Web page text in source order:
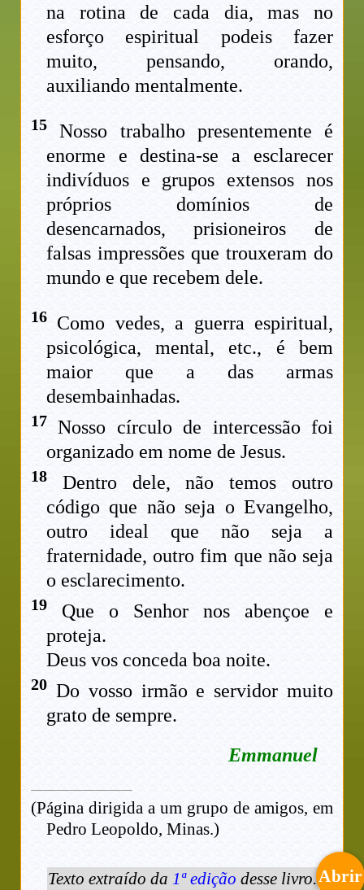
na rotina de cada dia, mas no
esforço espiritual podeis fazer
muito, pensando, orando,
auxiliando mentalmente.
15 Nosso trabalho presentemente é
enorme e destina-se a esclarecer
indivíduos e grupos extensos nos
próprios domínios de
desencarnados, prisioneiros de
falsas impressões que trouxeram do
mundo e que recebem dele.
16 Como vedes, a guerra espiritual,
psicológica, mental, etc., é bem
maior que a das armas
desembainhadas.
17 Nosso círculo de intercessão foi
organizado em nome de Jesus.
18 Dentro dele, não temos outro
código que não seja o Evangelho,
outro ideal que não seja a
fraternidade, outro fim que não seja
o esclarecimento.
19 Que o Senhor nos abençoe e
proteja.
Deus vos conceda boa noite.
20 Do vosso irmão e servidor muito
grato de sempre.
Emmanuel
(Página dirigida a um grupo de amigos, em
Pedro Leopoldo, Minas.)
Texto extraído da 1ª edição desse livro.Abrir